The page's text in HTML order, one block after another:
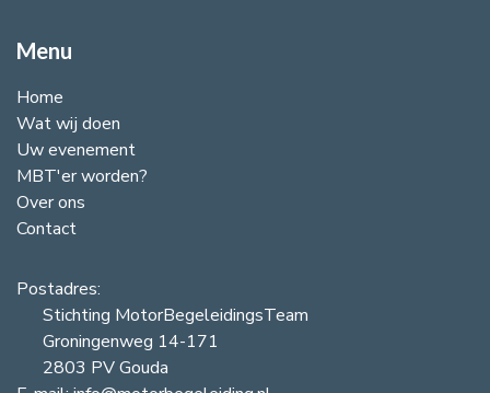
Menu
Home
Wat wij doen
Uw evenement
MBT'er worden?
Over ons
Contact
Postadres:
Stichting MotorBegeleidingsTeam
Groningenweg 14-171
2803 PV Gouda